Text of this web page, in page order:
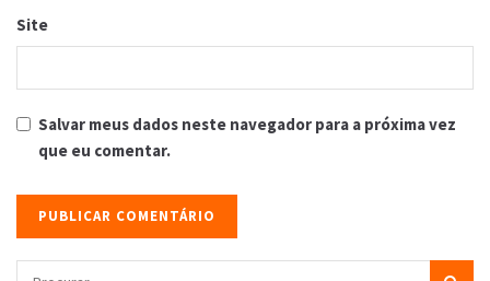
Site
Salvar meus dados neste navegador para a próxima vez
que eu comentar.